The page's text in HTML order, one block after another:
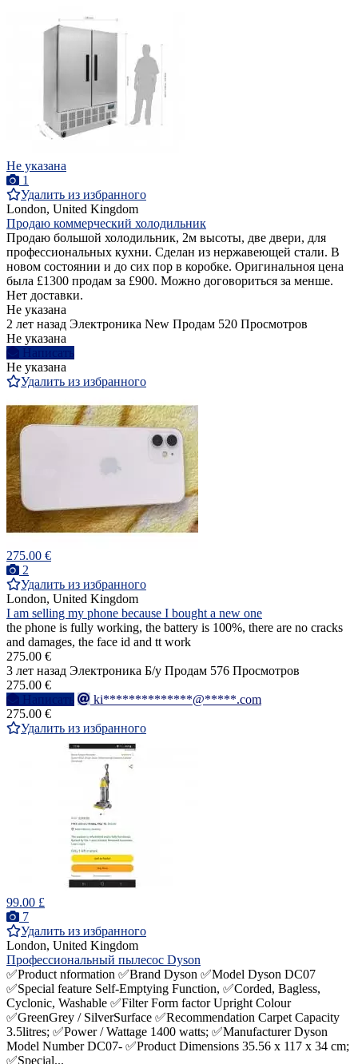
Не указана
1
Удалить из избранного
London, United Kingdom
Продаю коммерческий холодильник
Продаю большой холодильник, 2м высоты, две двери, для
профессиональных кухни. Сделан из нержавеющей стали. В
новом состоянии и до сих пор в коробке. Оригинальноя цена
была £1300 продам за £900. Можно договориться за менше.
Нет доставки.
Не указана
2 лет назад Электроника New Продам 520 Просмотров
Не указана
Написать
Не указана
Удалить из избранного
275.00 €
2
Удалить из избранного
London, United Kingdom
I am selling my phone because I bought a new one
the phone is fully working, the battery is 100%, there are no cracks
and damages, the face id and tt work
275.00 €
3 лет назад Электроника Б/у Продам 576 Просмотров
275.00 €
Написать
ki**************@*****.com
275.00 €
Удалить из избранного
99.00 £
7
Удалить из избранного
London, United Kingdom
Профессиональный пылесос Dyson
✅Product nformation ✅Brand‎ Dyson ✅Model Dyson DC07
✅Special feature‎ Self-Emptying Function, ✅Corded, Bagless,
Cyclonic, Washable ✅Filter Form factor Upright Colour‎
✅GreenGrey / SilverSurface ✅Recommendation‎ Carpet Capacity‎
3.5litres; ✅Power / Wattage‎ 1400 watts; ✅Manufacturer‎ Dyson
Model Number‎ DC07- ✅Product Dimensions‎ 35.56 x 117 x 34 cm;
✅Special...